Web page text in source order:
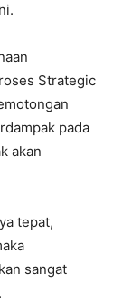
Strategic
pada
akan
tepat,
sangat